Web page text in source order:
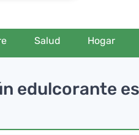
Salud Hogar
edulcorante